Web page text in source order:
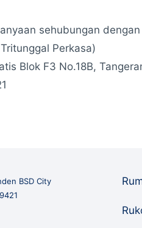
sehubungan
Perkasa)
Blok F3 No.18B,
BSD City